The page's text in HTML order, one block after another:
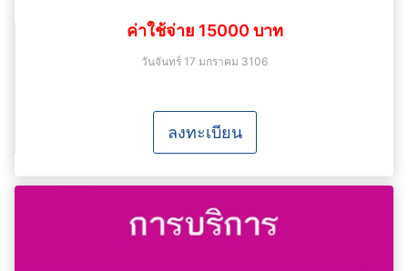
ค่าใช้จ่าย 15000 บาท
วันจันทร์ 17 มกราคม 3106
ลงทะเบียน